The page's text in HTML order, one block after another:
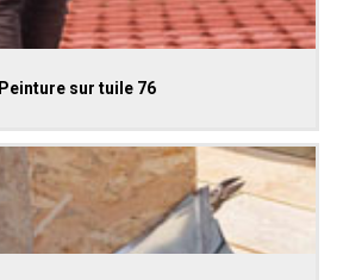
Peinture sur tuile 76